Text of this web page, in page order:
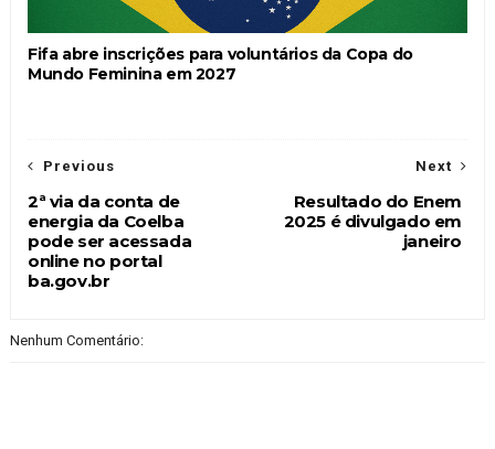
Fifa abre inscrições para voluntários da Copa do
Mundo Feminina em 2027
Next
Resultado do Enem
2025 é divulgado em
janeiro
Previous
2ª via da conta de
energia da Coelba
pode ser acessada
online no portal
ba.gov.br
Nenhum Comentário: